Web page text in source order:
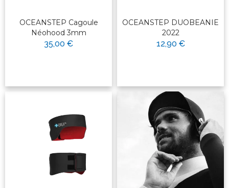
OCEANSTEP Cagoule
Néohood 3mm
35,00 €
OCEANSTEP DUOBEANIE
2022
12,90 €